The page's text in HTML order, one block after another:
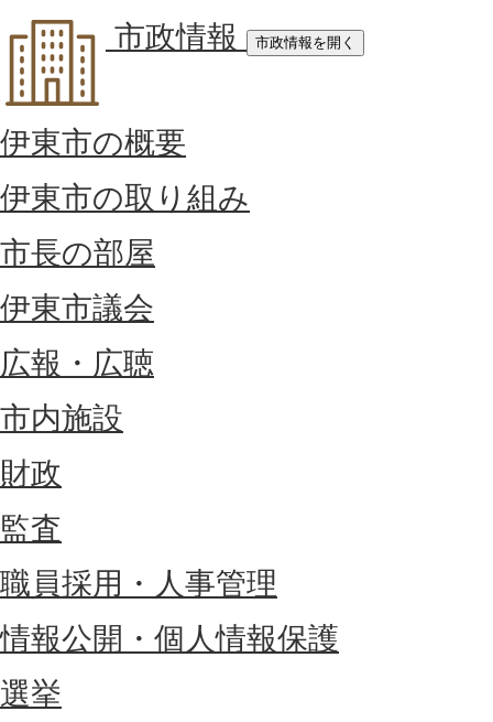
市政情報
市政情報を開く
伊東市の概要
伊東市の取り組み
市長の部屋
伊東市議会
広報・広聴
市内施設
財政
監査
職員採用・人事管理
情報公開・個人情報保護
選挙